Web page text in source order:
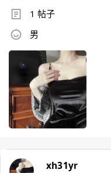
1 帖子
男
xh31yr